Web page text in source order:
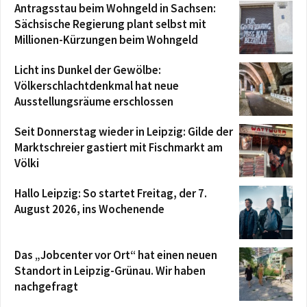
Antragsstau beim Wohngeld in Sachsen:
Sächsische Regierung plant selbst mit
Millionen-Kürzungen beim Wohngeld
Licht ins Dunkel der Gewölbe:
Völkerschlachtdenkmal hat neue
Ausstellungsräume erschlossen
Seit Donnerstag wieder in Leipzig: Gilde der
Marktschreier gastiert mit Fischmarkt am
Völki
Hallo Leipzig: So startet Freitag, der 7.
August 2026, ins Wochenende
Das „Jobcenter vor Ort“ hat einen neuen
Standort in Leipzig-Grünau. Wir haben
nachgefragt